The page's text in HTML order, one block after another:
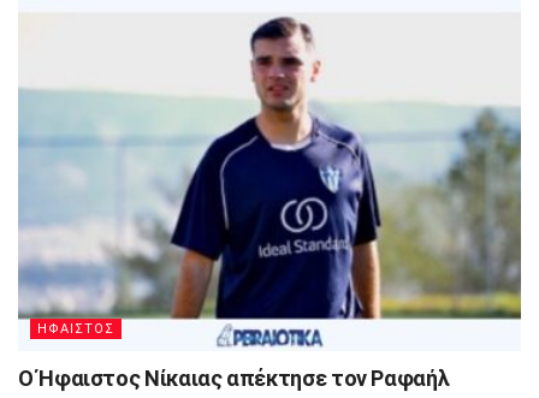
ΗΦΑΙΣΤΟΣ
Ο Ήφαιστος Νίκαιας απέκτησε τον Ραφαήλ